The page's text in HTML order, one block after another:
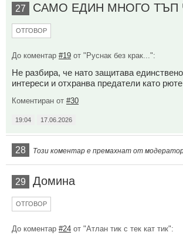
27 САМО ЕДИН МНОГО ТЪП
ОТГОВОР
До коментар #19 от "Руснак без крак...":
Не разбира, че нато защитава
интереси и отхранва предатели като рюте
Коментиран от #30
19:04 17.06.2026
28 Този коментар е премахнат от
29 Домина
ОТГОВОР
До коментар #24 от "Атлан тик с тек кат тик":